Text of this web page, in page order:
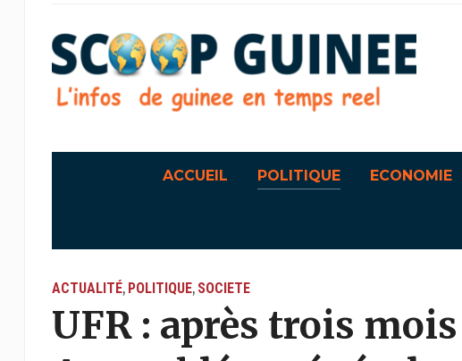
ACCUEIL POLITIQUE ECONOMIE
ACTUALITÉ, POLITIQUE, SOCIETE
UFR : après trois